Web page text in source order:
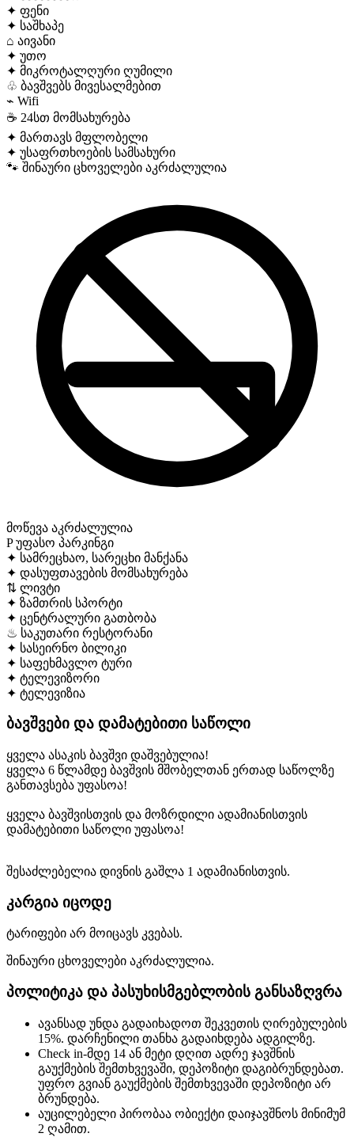
✦ ფენი
✦ საშხაპე
⌂ აივანი
✦ უთო
✦ მიკროტალღური ღუმილი
♧ ბავშვებს მივესალმებით
⌁ Wifi
☕ 24სთ მომსახურება
✦ მართავს მფლობელი
✦ უსაფრთხოების სამსახური
🐾 შინაური ცხოველები აკრძალულია
მოწევა აკრძალულია
Pუფასო პარკინგი
✦ სამრეცხაო, სარეცხი მანქანა
✦ დასუფთავების მომსახურება
⇅ ლივტი
✦ ზამთრის სპორტი
✦ ცენტრალური გათბობა
♨ საკუთარი რესტორანი
✦ სასეირნო ბილიკი
✦ საფეხმავლო ტური
✦ ტელევიზორი
✦ ტელევიზია
ბავშვები და დამატებითი საწოლი
ყველა ასაკის ბავშვი დაშვებულია!
ყველა 6 წლამდე ბავშვის მშობელთან ერთად საწოლზე
განთავსება უფასოა!
ყველა ბავშვისთვის და მოზრდილი ადამიანისთვის
დამატებითი საწოლი უფასოა!
შესაძლებელია დივნის გაშლა 1 ადამიანისთვის.
კარგია იცოდე
ტარიფები არ მოიცავს კვებას.
შინაური ცხოველები აკრძალულია.
პოლიტიკა და პასუხისმგებლობის განსაზღვრა
ავანსად უნდა გადაიხადოთ შეკვეთის ღირებულების
15%. დარჩენილი თანხა გადაიხდება ადგილზე.
Check in-მდე 14 ან მეტი დღით ადრე ჯავშნის
გაუქმების შემთხვევაში, დეპოზიტი დაგიბრუნდებათ.
უფრო გვიან გაუქმების შემთხვევაში დეპოზიტი არ
ბრუნდება.
აუცილებელი პირობაა ობიექტი დაიჯავშნოს მინიმუმ
2 ღამით.